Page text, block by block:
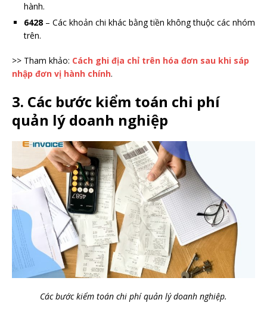
hành.
6428 – Các khoản chi khác bằng tiền không thuộc các nhóm
trên.
>> Tham khảo: Cách ghi địa chỉ trên hóa đơn sau khi sáp
nhập đơn vị hành chính.
3. Các bước kiểm toán chi phí
quản lý doanh nghiệp
Các bước kiểm toán chi phí quản lý doanh nghiệp.